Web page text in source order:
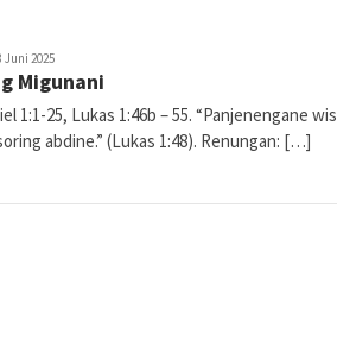
Juni 2025
Migunani
1:1-25, Lukas 1:46b – 55. “Panjenengane wis
abdine.” (Lukas 1:48). Renungan: […]